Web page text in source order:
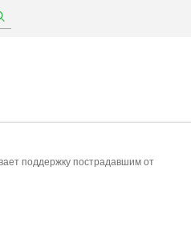
поддержку пострадавшим от